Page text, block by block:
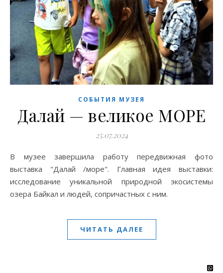
СОБЫТИЯ МУЗЕЯ
Далай — великое МОРЕ
25.07.2024
В музее завершила работу передвижная фото
выставка "Далай /море". Главная идея выставки:
исследование уникальной природной экосистемы
озера Байкал и людей, сопричастных с ним.
ЧИТАТЬ ДАЛЕЕ